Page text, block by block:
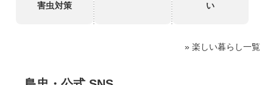
害虫対策
い
» 楽しい暮らし一覧